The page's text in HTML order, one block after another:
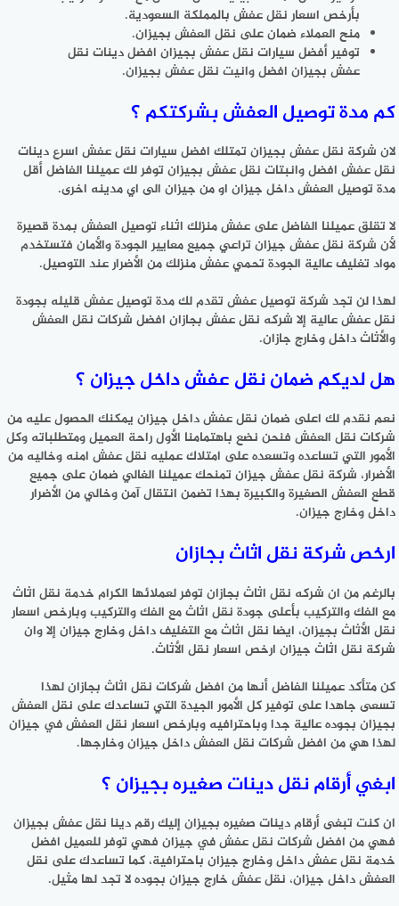
بأرخص اسعار نقل عفش بالمملكة السعودية.
منح العملاء ضمان على نقل العفش بجيزان.
توفير أفضل سيارات نقل عفش بجيزان افضل دينات نقل
عفش بجيزان افضل وانيت نقل عفش بجيزان.
كم مدة توصيل العفش بشركتكم ؟
لان شركة نقل عفش بجيزان تمتلك افضل سيارات نقل عفش اسرع دينات
نقل عفش افضل وانبتات نقل عفش بجيزان توفر لك عميلنا الفاضل أقل
مدة توصيل العفش داخل جيزان او من جيزان الى اي مدينه اخرى.
لا تقلق عميلنا الفاضل على عفش منزلك اثناء توصيل العفش بمدة قصيرة
لأن شركة نقل عفش جيزان تراعي جميع معايير الجودة والأمان فتستخدم
مواد تغليف عالية الجودة تحمي عفش منزلك من الأضرار عند التوصيل.
لهذا لن تجد شركة توصيل عفش تقدم لك مدة توصيل عفش قليله بجودة
نقل عفش عالية إلا شركه نقل عفش بجازان افضل شركات نقل العفش
والأثاث داخل وخارج جازان.
هل لديكم ضمان نقل عفش داخل جيزان ؟
نعم نقدم لك اعلى ضمان نقل عفش داخل جيزان يمكنك الحصول عليه من
شركات نقل العفش فنحن نضع باهتمامنا الأول راحة العميل ومتطلباته وكل
الأمور التي تساعده وتسعده على امتلاك عمليه نقل عفش امنه وخاليه من
الأضرار، شركة نقل عفش جيزان تمنحك عميلنا الغالي ضمان على جميع
قطع العفش الصغيرة والكبيرة بهذا تضمن انتقال آمن وخالي من الأضرار
داخل وخارج جيزان.
ارخص شركة نقل اثاث بجازان
بالرغم من ان شركه نقل اثاث بجازان توفر لعملائها الكرام خدمة نقل اثاث
مع الفك والتركيب بأعلى جودة نقل اثاث مع الفك والتركيب وبارخص اسعار
نقل الأثاث بجيزان، ايضا نقل اثاث مع التغليف داخل وخارج جيزان إلا وان
شركة نقل اثاث جيزان ارخص اسعار نقل الأثاث.
كن متأكد عميلنا الفاضل أنها من افضل شركات نقل اثاث بجازان لهذا
تسعى جاهدا على توفير كل الأمور الجيدة التي تساعدك على نقل العفش
بجيزان بجوده عالية جدا وباحترافيه وبارخص اسعار نقل العفش في جيزان
لهذا هي من افضل شركات نقل العفش داخل جيزان وخارجها.
ابغي أرقام نقل دينات صغيره بجيزان ؟
ان كنت تبغى أرقام دينات صغيره بجيزان إليك رقم دينا نقل عفش بجيزان
فهي من افضل شركات نقل عفش في جيزان فهي توفر للعميل افضل
خدمة نقل عفش داخل وخارج جيزان باحترافية، كما تساعدك على نقل
العفش داخل جيزان، نقل عفش خارج جيزان بجوده لا تجد لها مثيل.